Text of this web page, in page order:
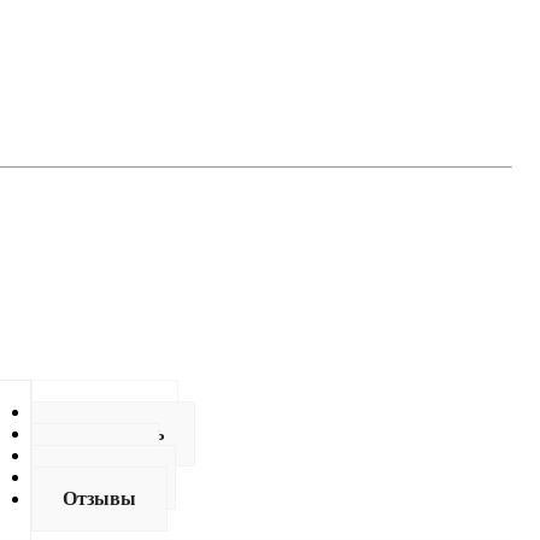
Как купить
Отзывы